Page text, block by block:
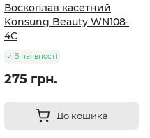
Воскоплав касетний
Konsung Beauty WN108-
4C
В наявності
275 грн.
До кошика